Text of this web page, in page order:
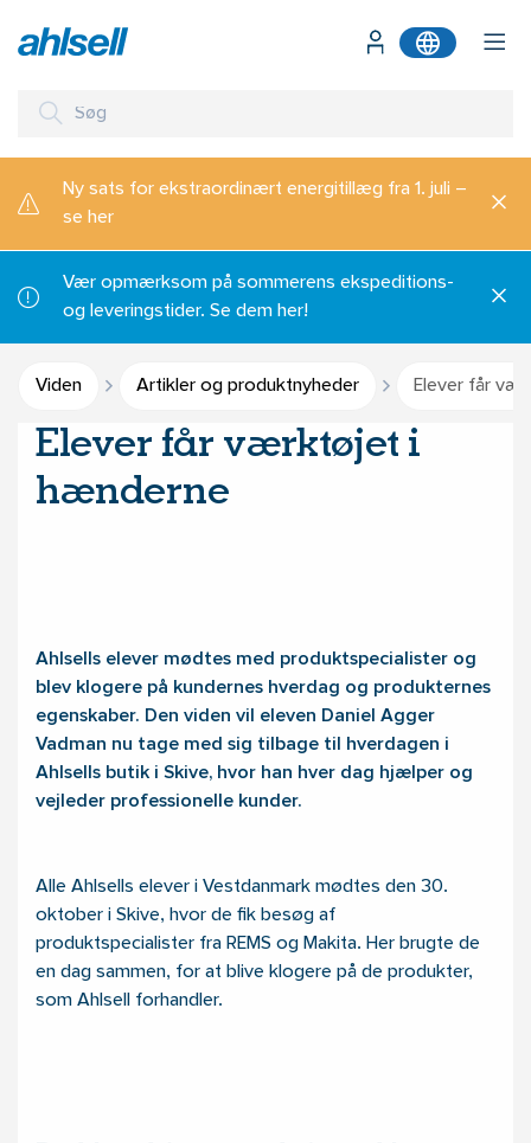
Ny sats for ekstraordinært energitillæg fra 1. juli –
se her
Vær opmærksom på sommerens ekspeditions-
og leveringstider. Se dem her!
Viden Artikler og produktnyheder Elever får
Elever får værktøjet i
hænderne
Ahlsells elever mødtes med produktspecialister og
blev klogere på kundernes hverdag og produkternes
egenskaber. Den viden vil eleven Daniel Agger
Vadman nu tage med sig tilbage til hverdagen i
Ahlsells butik i Skive, hvor han hver dag hjælper og
vejleder professionelle kunder.
Alle Ahlsells elever i Vestdanmark mødtes den 30.
oktober i Skive, hvor de fik besøg af
produktspecialister fra REMS og Makita. Her brugte de
en dag sammen, for at blive klogere på de produkter,
som Ahlsell forhandler.